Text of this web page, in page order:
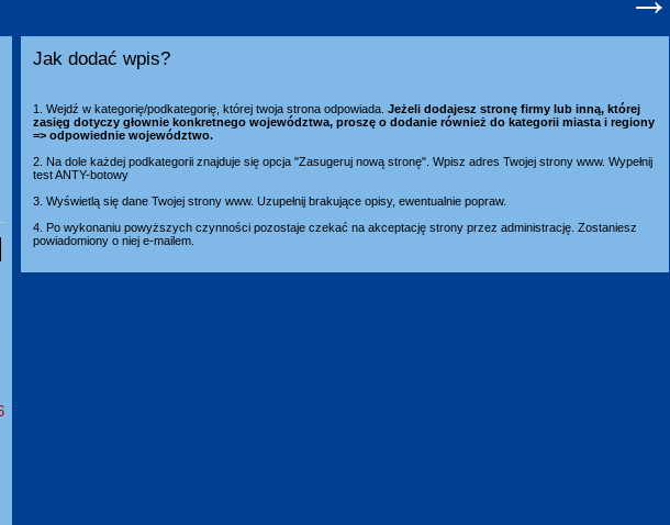
Jak dodać wpis?
1. Wejdź w kategorię/podkategorię, której twoja strona odpowiada. Jeżeli dodajesz stronę firmy lub inną, której
zasięg dotyczy głownie konkretnego województwa, proszę o dodanie również do kategorii miasta i regiony
=> odpowiednie województwo.
2. Na dole każdej podkategorii znajduje się opcja "Zasugeruj nową stronę". Wpisz adres Twojej strony www. Wypełnij
test ANTY-botowy
3. Wyświetlą się dane Twojej strony www. Uzupełnij brakujące opisy, ewentualnie popraw.
4. Po wykonaniu powyższych czynności pozostaje czekać na akceptację strony przez administrację. Zostaniesz
powiadomiony o niej e-mailem.